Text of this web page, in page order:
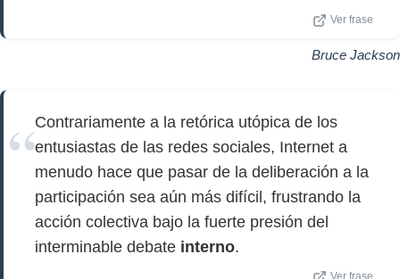
Ver frase
Bruce Jackson
Contrariamente a la retórica utópica de los
entusiastas de las redes sociales, Internet a
menudo hace que pasar de la deliberación a la
participación sea aún más difícil, frustrando la
acción colectiva bajo la fuerte presión del
interminable debate interno.
Ver frase